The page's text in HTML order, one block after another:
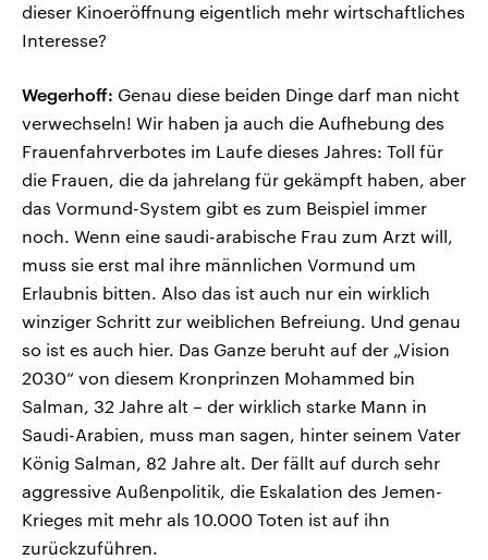
dieser Kinoeröffnung eigentlich mehr wirtschaftliches
Interesse?
Wegerhoff: Genau diese beiden Dinge darf man nicht
verwechseln! Wir haben ja auch die Aufhebung des
Frauenfahrverbotes im Laufe dieses Jahres: Toll für
die Frauen, die da jahrelang für gekämpft haben, aber
das Vormund-System gibt es zum Beispiel immer
noch. Wenn eine saudi-arabische Frau zum Arzt will,
muss sie erst mal ihre männlichen Vormund um
Erlaubnis bitten. Also das ist auch nur ein wirklich
winziger Schritt zur weiblichen Befreiung. Und genau
so ist es auch hier. Das Ganze beruht auf der „Vision
2030“ von diesem Kronprinzen Mohammed bin
Salman, 32 Jahre alt – der wirklich starke Mann in
Saudi-Arabien, muss man sagen, hinter seinem Vater
König Salman, 82 Jahre alt. Der fällt auf durch sehr
aggressive Außenpolitik, die Eskalation des Jemen-
Krieges mit mehr als 10.000 Toten ist auf ihn
zurückzuführen.